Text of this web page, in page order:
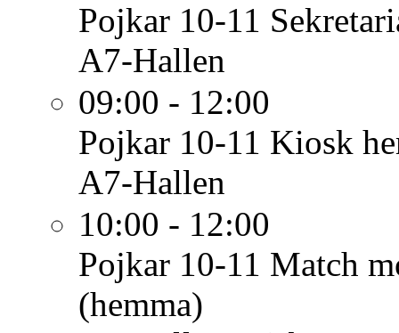
Pojkar 10-11
A7-Hallen
09:00 - 12:00
Pojkar 10-11 Kiosk
A7-Hallen
10:00 - 12:00
Pojkar 10-11 Match
(hemma)